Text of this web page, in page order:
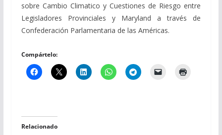
sobre Cambio Climatico y Cuestiones de Riesgo entre
Legisladores Provinciales y Maryland a través de
Confederación Parlamentaria de las Américas.
Compártelo:
Relacionado